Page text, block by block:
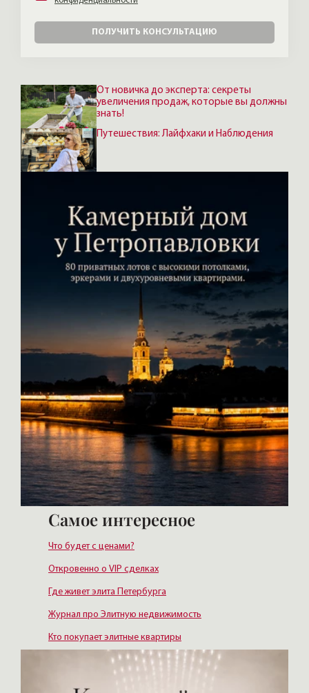
Самое интересное
Что будет с ценами?
Откровенно о VIP сделках
Где живет элита Петербурга
Журнал про Элитную недвижимость
Кто покупает элитные квартиры
От новичка до эксперта: секреты
увеличения продаж, которые вы должны
знать!
Путешествия: Лайфхаки и Наблюдения
ПОЛУЧИТЬ КОНСУЛЬТАЦИЮ